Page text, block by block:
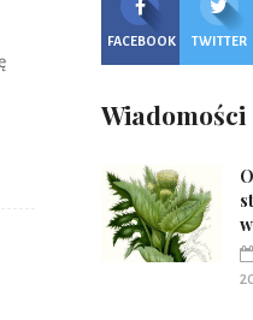
FACEBOOK TWITTER
Wiadomości